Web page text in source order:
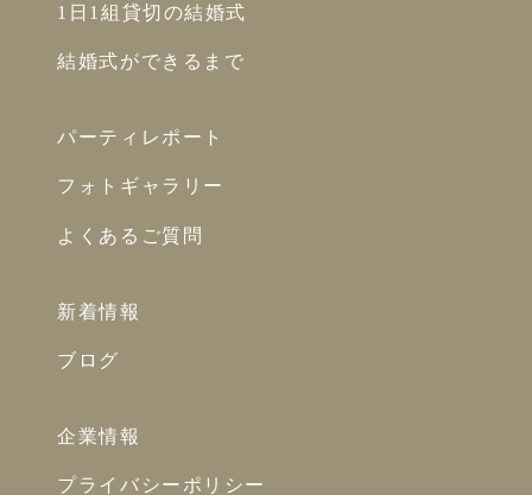
1日1組貸切の結婚式
結婚式ができるまで
パーティレポート
フォトギャラリー
よくあるご質問
新着情報
ブログ
企業情報
プライバシーポリシー